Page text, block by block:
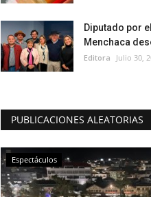
Diputado por
Menchaca
Editora Julio 30,
PUBLICACIONES ALEATORIAS
Espectáculos